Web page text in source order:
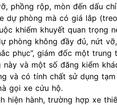
phồng rộp, mòn đến dấu
dự phòng mà có giá lắp
khiếm khuyết quan trọng
phòng không đầy đủ, nứt
phục”, giám đốc một
này và một số đăng kiểm
và có tính chất sử dụng
gọi xe cứu hộ.
hiện hành, trường hợp xe